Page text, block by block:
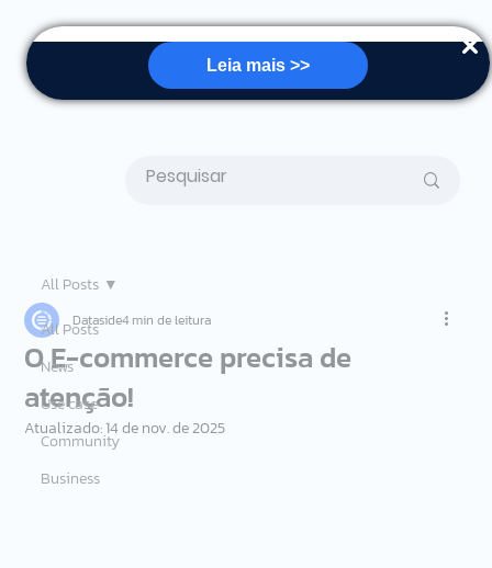
Leia mais >>
All Posts
News
Use case
Community
Business
All Posts
O E-commerce precisa de
atenção!
Dataside4 min de leitura
Atualizado:14 de nov. de 2025